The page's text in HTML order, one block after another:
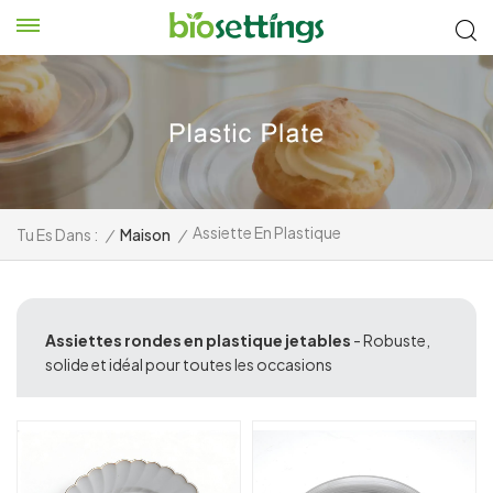
Tu Es Dans : / Maison / Assiette En Plastique
Assiettes rondes en plastique jetables - Robuste,
solide et idéal pour toutes les occasions